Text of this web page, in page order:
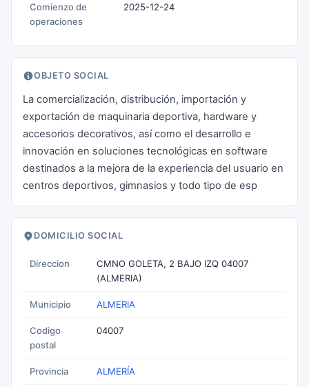
Comienzo de
operaciones
2025-12-24
OBJETO SOCIAL
La comercialización, distribución, importación y
exportación de maquinaria deportiva, hardware y
accesorios decorativos, así como el desarrollo e
innovación en soluciones tecnológicas en software
destinados a la mejora de la experiencia del usuario en
centros deportivos, gimnasios y todo tipo de esp
DOMICILIO SOCIAL
Direccion
CMNO GOLETA, 2 BAJO IZQ 04007
(ALMERIA)
Municipio ALMERIA
Codigo
postal
04007
Provincia ALMERÍA